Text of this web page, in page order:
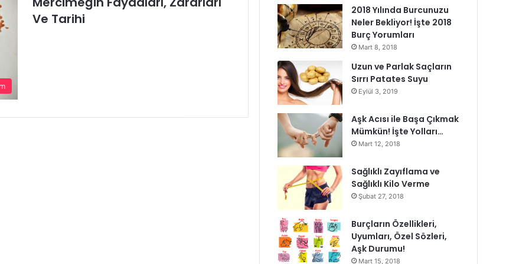
Ve Tarihi
2018 Yılında Burcunuzu
Neler Bekliyor! İşte 2018
Burç Yorumları
Mart 8, 2018
Uzun ve Parlak Saçların
Sırrı Patates Suyu
Eylül 3, 2019
Aşk Acısı ile Başa Çıkmak
Mümkün! İşte Yolları…
Mart 12, 2018
Sağlıklı Zayıflama ve
Sağlıklı Kilo Verme
Şubat 27, 2018
Burçların Özellikleri,
Uyumları, Özel Sözleri,
Aşk Durumu!
Mart 15, 2018